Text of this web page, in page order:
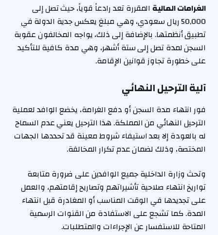
الغرامات المالية المقررة تعد رادعاً قوياً، حيث تصل إلى
50,000 ريال سعودي، وهي مبلغ يعكس جدية الدولة في
تطبيق أنظمتها. بالإضافة إلى ذلك، يواجه المخالفون عقوبة
السجن لمدة تصل إلى ستة أشهر، وهي مدة كافية للتأكيد
على خطورة تجاوز قوانين الإقامة.
آلية الترحيل النهائي
فور انتهاء مدة السجن أو دفع الغرامة، يخضع الوافد لعملية
الترحيل النهائي من المملكة. هذا الترحيل يعني عدم السماح
له بالعودة إلا بعد استيفاء شروط معينة قد تحددها الجهات
المختصة، وذلك لضمان عدم تكرار المخالفة.
وتحث وزارة الداخلية جميع الوافدين على ضرورة متابعة
تواريخ انتهاء صلاحية تأشيراتهم وتصاريح إقامتهم، والعمل
على تجديدها في الوقت المناسب أو المغادرة قبل انتهاء
المدة. كما تشجع على الاستفادة من القنوات الرسمية
المتاحة للاستفسار عن الإجراءات والمتطلبات.